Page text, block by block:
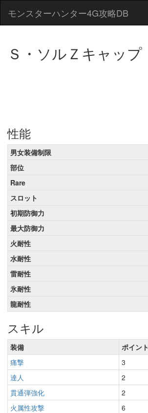
モンスターハンター4G攻略DB
Ｓ・ソルＺキャップ
性能
男女装備制限
部位
Rare
スロット
初期防御力
最大防御力
火耐性
水耐性
雷耐性
氷耐性
龍耐性
スキル
装備
ポイント
痛撃
3
達人
2
貫通弾強化
2
火属性攻撃
6